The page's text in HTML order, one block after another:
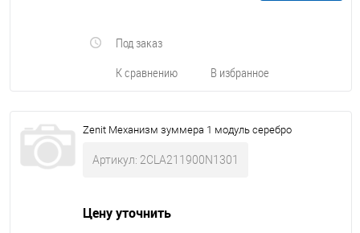
К сравнению В избранное
Под заказ
Zenit Механизм зуммера 1 модуль серебро
Артикул: 2CLA211900N1301
Цену уточнить